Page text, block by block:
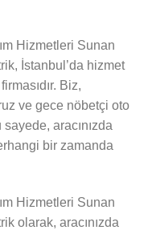
Hizmetleri Sunan
İstanbul’da hizmet
Biz,
ve gece nöbetçi oto
aracınızda
bir zamanda
Hizmetleri Sunan
olarak, aracınızda